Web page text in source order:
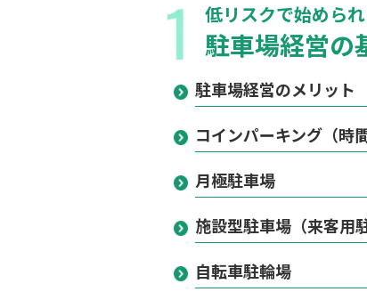
低リスクで始めら
駐車場経営の
駐車場経営のメリット
コインパーキング（時
月極駐車場
施設型駐車場（来客用
自転車駐輪場